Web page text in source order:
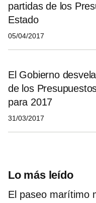
partidas de los
Estado
05/04/2017
El Gobierno
de los
para 2017
31/03/2017
Lo más leído
El paseo marítimo